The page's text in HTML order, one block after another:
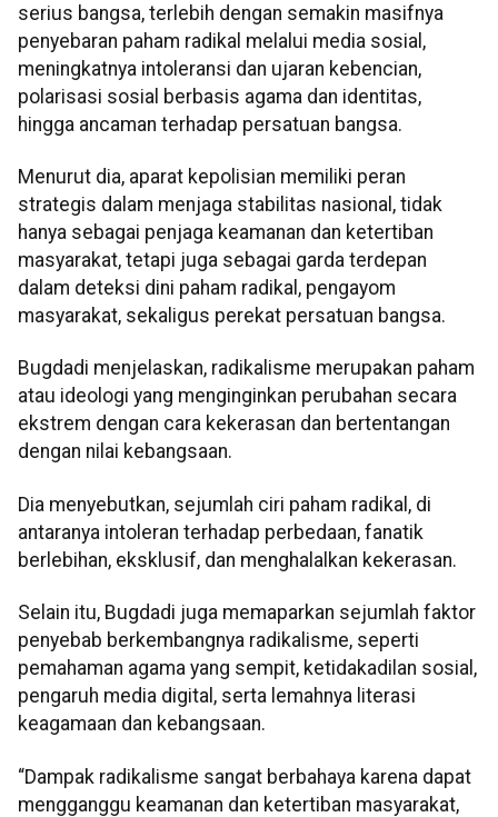
serius bangsa, terlebih dengan semakin masifnya
penyebaran paham radikal melalui media sosial,
meningkatnya intoleransi dan ujaran kebencian,
polarisasi sosial berbasis agama dan identitas,
hingga ancaman terhadap persatuan bangsa.
Menurut dia, aparat kepolisian memiliki peran
strategis dalam menjaga stabilitas nasional, tidak
hanya sebagai penjaga keamanan dan ketertiban
masyarakat, tetapi juga sebagai garda terdepan
dalam deteksi dini paham radikal, pengayom
masyarakat, sekaligus perekat persatuan bangsa.
Bugdadi menjelaskan, radikalisme merupakan paham
atau ideologi yang menginginkan perubahan secara
ekstrem dengan cara kekerasan dan bertentangan
dengan nilai kebangsaan.
Dia menyebutkan, sejumlah ciri paham radikal, di
antaranya intoleran terhadap perbedaan, fanatik
berlebihan, eksklusif, dan menghalalkan kekerasan.
Selain itu, Bugdadi juga memaparkan sejumlah faktor
penyebab berkembangnya radikalisme, seperti
pemahaman agama yang sempit, ketidakadilan sosial,
pengaruh media digital, serta lemahnya literasi
keagamaan dan kebangsaan.
“Dampak radikalisme sangat berbahaya karena dapat
mengganggu keamanan dan ketertiban masyarakat,